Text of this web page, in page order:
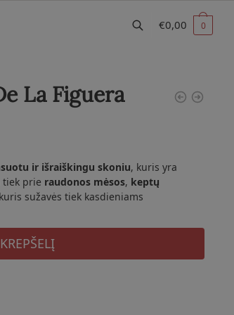
€0,00 0
La Figuera
ir išraiškingu skoniu, kuris yra
tiek prie raudonos mėsos, keptų
sužavės tiek kasdieniams